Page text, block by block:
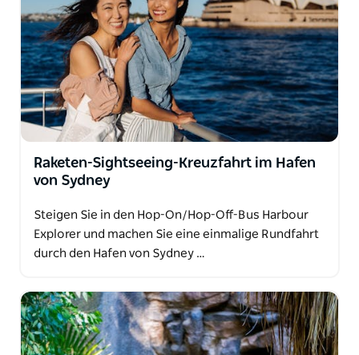
Raketen-Sightseeing-Kreuzfahrt im Hafen
von Sydney
Steigen Sie in den Hop-On/Hop-Off-Bus Harbour
Explorer und machen Sie eine einmalige Rundfahrt
durch den Hafen von Sydney …